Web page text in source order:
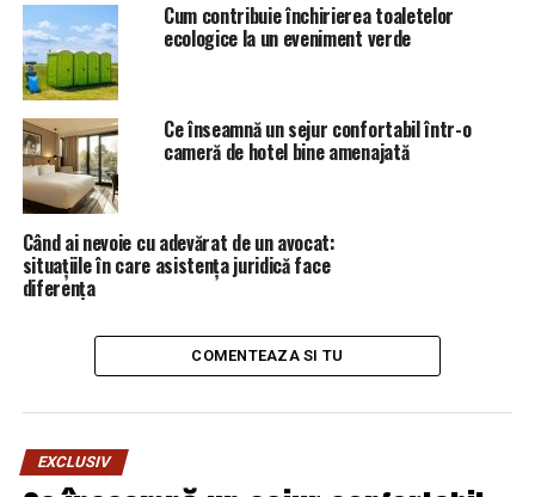
Cum contribuie închirierea toaletelor
ecologice la un eveniment verde
Ce înseamnă un sejur confortabil într-o
cameră de hotel bine amenajată
Când ai nevoie cu adevărat de un avocat:
situațiile în care asistența juridică face
diferența
COMENTEAZA SI TU
EXCLUSIV